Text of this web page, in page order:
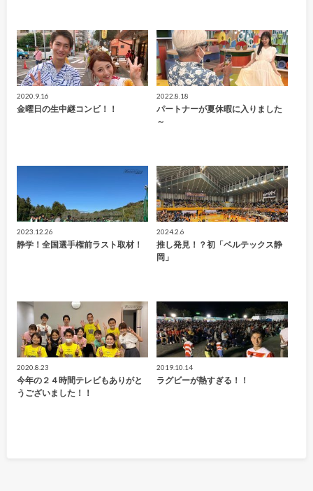
2020.9.16
金曜日の生中継コンビ！！
2022.8.18
パートナーが夏休暇に入りました
～
2023.12.26
静学！全国選手権前ラスト取材！
2024.2.6
推し発見！？初「ベルテックス静
岡」
2020.8.23
今年の２４時間テレビもありがと
うございました！！
2019.10.14
ラグビーが熱すぎる！！